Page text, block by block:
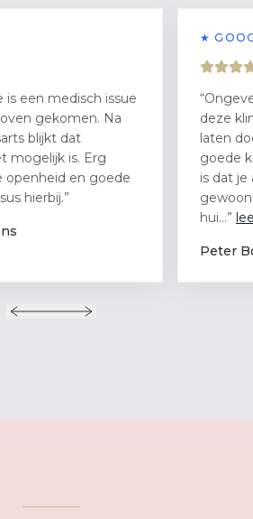
is een medisch issue
gekomen. Na
blijkt dat
mogelijk is. Erg
openheid en goede
hierbij.”
★
“
deze
laten
goede
is dat je
hui…”
Peter